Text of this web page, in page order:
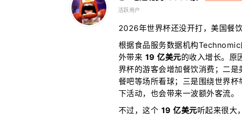
活跃用户
2026年世界杯还没开打，美国餐
根据食品服务数据机构
外带来 19 亿美元的收入增长。原
界杯的游客会增加餐饮消费；二
餐吧等场所看球；三是围绕世界
下活动，也会带来一波额外客流。
不过，这个 19 亿美元听起来很大